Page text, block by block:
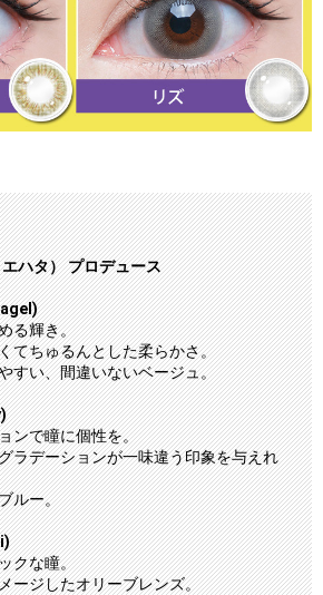
ハタ） プロデュース
る輝き。
てちゅるんとした柔らかさ。
すい、間違いないベージュ。
ンで瞳に個性を。
ラデーションが一味違う印象を与えれ
ルー。
クな瞳。
ージしたオリーブレンズ。